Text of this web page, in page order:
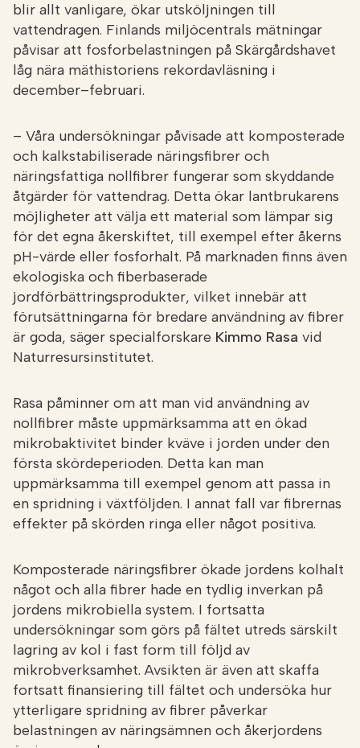
blir allt vanligare, ökar utsköljningen till
vattendragen. Finlands miljöcentrals mätningar
påvisar att fosforbelastningen på Skärgårdshavet
låg nära mäthistoriens rekordavläsning i
december–februari.
– Våra undersökningar påvisade att komposterade
och kalkstabiliserade näringsfibrer och
näringsfattiga nollfibrer fungerar som skyddande
åtgärder för vattendrag. Detta ökar lantbrukarens
möjligheter att välja ett material som lämpar sig
för det egna åkerskiftet, till exempel efter åkerns
pH-värde eller fosforhalt. På marknaden finns även
ekologiska och fiberbaserade
jordförbättringsprodukter, vilket innebär att
förutsättningarna för bredare användning av fibrer
är goda, säger specialforskare Kimmo Rasa vid
Naturresursinstitutet.
Rasa påminner om att man vid användning av
nollfibrer måste uppmärksamma att en ökad
mikrobaktivitet binder kväve i jorden under den
första skördeperioden. Detta kan man
uppmärksamma till exempel genom att passa in
en spridning i växtföljden. I annat fall var fibrernas
effekter på skörden ringa eller något positiva.
Komposterade näringsfibrer ökade jordens kolhalt
något och alla fibrer hade en tydlig inverkan på
jordens mikrobiella system. I fortsatta
undersökningar som görs på fältet utreds särskilt
lagring av kol i fast form till följd av
mikrobverksamhet. Avsikten är även att skaffa
fortsatt finansiering till fältet och undersöka hur
ytterligare spridning av fibrer påverkar
belastningen av näringsämnen och åkerjordens